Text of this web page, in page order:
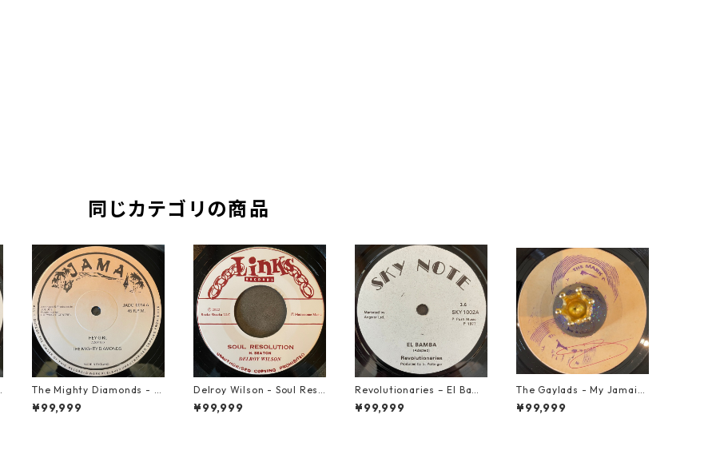
同じカテゴリの商品
The Mighty Diamonds - H
ey Girl【12-50053】
¥99,999
Delroy Wilson - Soul Reso
lution【7-21935】
¥99,999
Revolutionaries – El Bamb
a【7-21855】
¥99,999
The Gaylads - My Jamaic
an Girl【7-22009】
¥99,999